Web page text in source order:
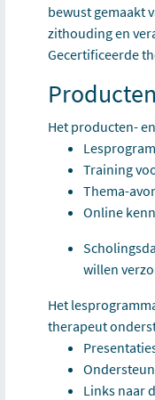
bewust gemaakt
zithouding en
Gecertificeerde
Het producten-
Training
Thema-
Online
willen
Het
therapeut
Links naar